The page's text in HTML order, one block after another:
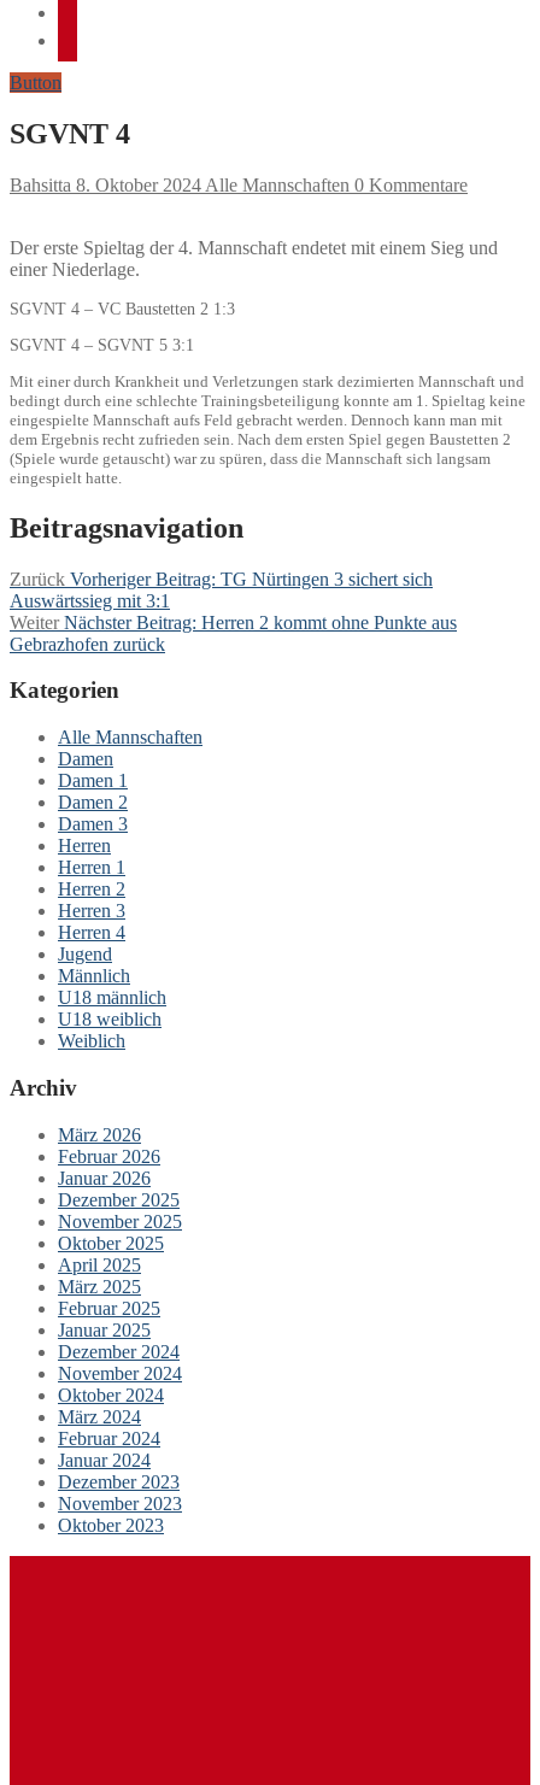
Button
SGVNT 4
Bahsitta 8. Oktober 2024 Alle Mannschaften 0 Kommentare
Der erste Spieltag der 4. Mannschaft endetet mit einem Sieg und
einer Niederlage.
SGVNT 4 – VC Baustetten 2 1:3
SGVNT 4 – SGVNT 5 3:1
Mit einer durch Krankheit und Verletzungen stark dezimierten Mannschaft und
bedingt durch eine schlechte Trainingsbeteiligung konnte am 1. Spieltag keine
eingespielte Mannschaft aufs Feld gebracht werden. Dennoch kann man mit
dem Ergebnis recht zufrieden sein. Nach dem ersten Spiel gegen Baustetten 2
(Spiele wurde getauscht) war zu spüren, dass die Mannschaft sich langsam
eingespielt hatte.
Beitragsnavigation
Zurück Vorheriger Beitrag: TG Nürtingen 3 sichert sich
Auswärtssieg mit 3:1
Weiter Nächster Beitrag: Herren 2 kommt ohne Punkte aus
Gebrazhofen zurück
Kategorien
Alle Mannschaften
Damen
Damen 1
Damen 2
Damen 3
Herren
Herren 1
Herren 2
Herren 3
Herren 4
Jugend
Männlich
U18 männlich
U18 weiblich
Weiblich
Archiv
März 2026
Februar 2026
Januar 2026
Dezember 2025
November 2025
Oktober 2025
April 2025
März 2025
Februar 2025
Januar 2025
Dezember 2024
November 2024
Oktober 2024
März 2024
Februar 2024
Januar 2024
Dezember 2023
November 2023
Oktober 2023